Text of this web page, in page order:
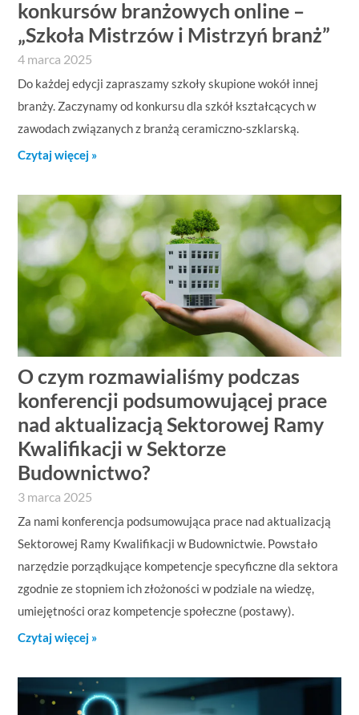
konkursów branżowych online –
„Szkoła Mistrzów i Mistrzyń branż”
4 marca 2025
Do każdej edycji zapraszamy szkoły skupione wokół innej
branży. Zaczynamy od konkursu dla szkół kształcących w
zawodach związanych z branżą ceramiczno-szklarską.
Czytaj więcej »
O czym rozmawialiśmy podczas
konferencji podsumowującej prace
nad aktualizacją Sektorowej Ramy
Kwalifikacji w Sektorze
Budownictwo?
3 marca 2025
Za nami konferencja podsumowująca prace nad aktualizacją
Sektorowej Ramy Kwalifikacji w Budownictwie. Powstało
narzędzie porządkujące kompetencje specyficzne dla sektora
zgodnie ze stopniem ich złożoności w podziale na wiedzę,
umiejętności oraz kompetencje społeczne (postawy).
Czytaj więcej »